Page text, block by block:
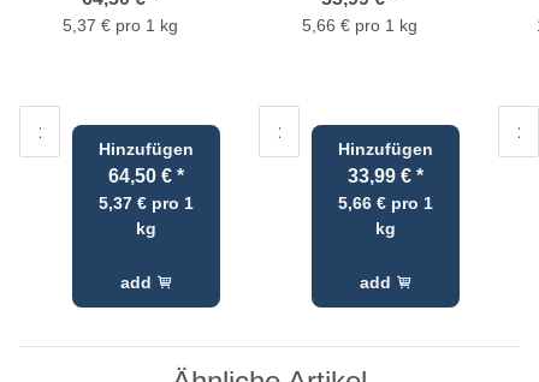
5,37 € pro 1 kg
Hinzufügen
64,50 €*
5,37 € pro 1
kg
add
5,66 € pro 1 kg
Hinzufügen
33,99 €*
5,66 € pro 1
kg
add